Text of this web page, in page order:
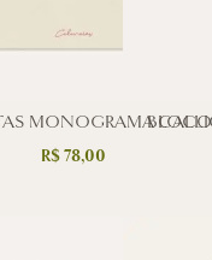
MONOGRAMA
R$78,00